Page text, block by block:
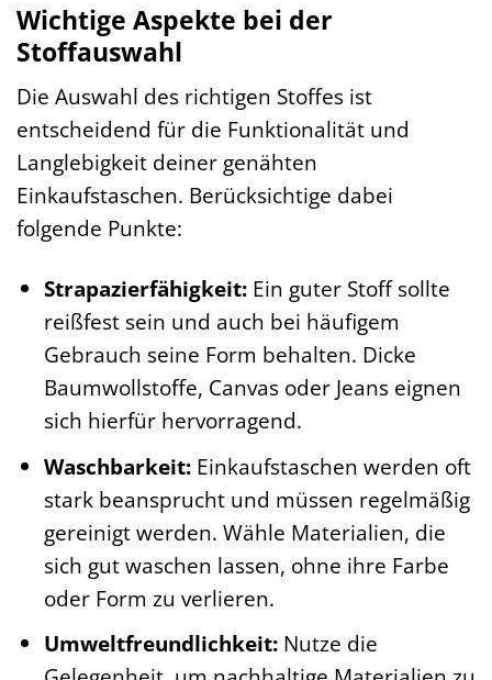
Wichtige Aspekte bei der
Stoffauswahl
Die Auswahl des richtigen Stoffes ist
entscheidend für die Funktionalität und
Langlebigkeit deiner genähten
Einkaufstaschen. Berücksichtige dabei
folgende Punkte:
Strapazierfähigkeit:Ein guter Stoff sollte
reißfest sein und auch bei häufigem
Gebrauch seine Form behalten. Dicke
Baumwollstoffe, Canvas oder Jeans eignen
sich hierfür hervorragend.
Waschbarkeit:Einkaufstaschen werden oft
stark beansprucht und müssen regelmäßig
gereinigt werden. Wähle Materialien, die
sich gut waschen lassen, ohne ihre Farbe
oder Form zu verlieren.
Umweltfreundlichkeit:Nutze die